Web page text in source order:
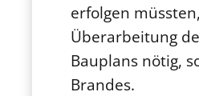
erfolgen
Überarbeitung
Bauplans nötig,
Brandes.